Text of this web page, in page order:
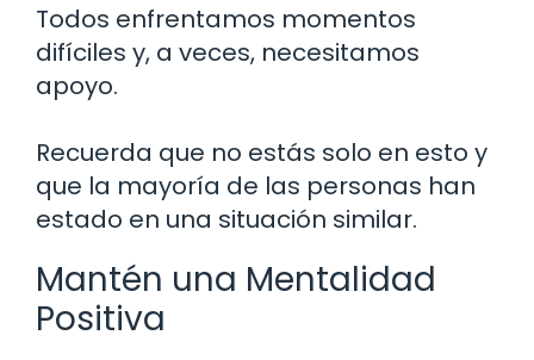
Todos enfrentamos momentos
difíciles y, a veces, necesitamos
apoyo.
Recuerda que no estás solo en esto y
que la mayoría de las personas han
estado en una situación similar.
Mantén una Mentalidad
Positiva